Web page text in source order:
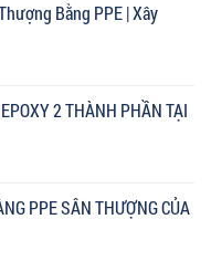
Bằng PPE | Xây
2 THÀNH PHẦN TẠI
PPE SÂN THƯỢNG CỦA